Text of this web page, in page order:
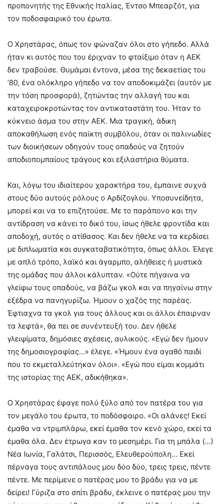
προπονητής της Εθνικής Ιταλίας, Έντσο Μπεαρζότ, για
τον ποδοσφαιρικό του έρωτα.
Ο Χρηστάρας, όπως τον φώναζαν όλοι στο γήπεδο. Αλλά
ήταν κι αυτός που του έριχναν το φταίξιμο όταν η ΑΕΚ
δεν τραβούσε. Θυμάμαι έντονα, μέσα της δεκαετίας του
‘80, ένα ολόκληρο γήπεδο να τον αποδοκιμάζει (αυτόν με
την τόση προσφορά), ζητώντας την αλλαγή του και
καταχειροκροτώντας τον αντικαταστάτη του. Ήταν το
κύκνειο άσμα του στην ΑΕΚ. Μια τραγική, άδικη
αποκαθήλωση ενός παίκτη συμβόλου, όταν οι παλινωδίες
των διοικήσεων οδηγούν τους οπαδούς να ζητούν
αποδιοπομπαίους τράγους και εξιλαστήρια θύματα.
Και, λόγω του ιδιαίτερου χαρακτήρα του, έμπαινε συχνά
στους δύο αυτούς ρόλους ο Αρδίζογλου. Υποσυνείδητα,
μπορεί και να το επιζητούσε. Με το παράπονο και την
αντίδραση να κάνει το δικό του, ίσως ήθελε φροντίδα και
αποδοχή, αυτός ο ατίθασος. Και δεν ήθελε να τα κερδίσει
με διπλωματία και συγκαταβατικότητα, όπως άλλοι. Έλεγε
με απλό τρόπο, λαϊκό και άγαρμπο, αλήθειες ή μυστικά
της ομάδας που άλλοι κάλυπταν. «Ούτε πήγαινα να
γλείφω τους οπαδούς, να βάζω γκολ και να πηγαίνω στην
εξέδρα να πανηγυρίζω. Ήμουν ο χαζός της παρέας.
Έφτιαχνα τα γκολ για τους άλλους και οι άλλοι έπαιρναν
τα λεφτά», θα πει σε συνέντευξή του. Δεν ήθελε
γλειψίματα, δημόσιες σχέσεις, αυλικούς. «Εγώ δεν ήμουν
της δημοσιογραφίας…» έλεγε. «Ήμουν ένα αγαθό παιδί
που το εκμεταλλεύτηκαν όλοι». «Εγώ που είμαι κομμάτι
της ιστορίας της ΑΕΚ, αδικήθηκα».
Ο Χρηστάρας έφαγε πολύ ξύλο από τον πατέρα του για
τον μεγάλο του έρωτα, το ποδόσφαιρο. «Οι αλάνες! Εκεί
έμαθα να ντριμπλάρω, εκεί έμαθα τον κενό χώρο, εκεί τα
έμαθα όλα. Δεν έτρωγα καν το μεσημέρι. Για τη μπάλα (…)
Νέα Ιωνία, Γαλάτσι, Περισσός, Ελευθερούπολη… Εκεί
πέρναγα τους αντιπάλους μου δύο δύο, τρεις τρεις, πέντε
πέντε. Με περίμενε ο πατέρας μου το βράδυ για να με
δείρει! Γύριζα στο σπίτι βράδυ, έκλεινε ο πατέρας μου την